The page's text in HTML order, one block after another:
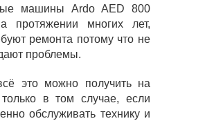
машины Ardo AED 800
протяжении многих лет,
ремонта потому что не
проблемы.
это можно получить на
только в том случае, если
обслуживать технику и